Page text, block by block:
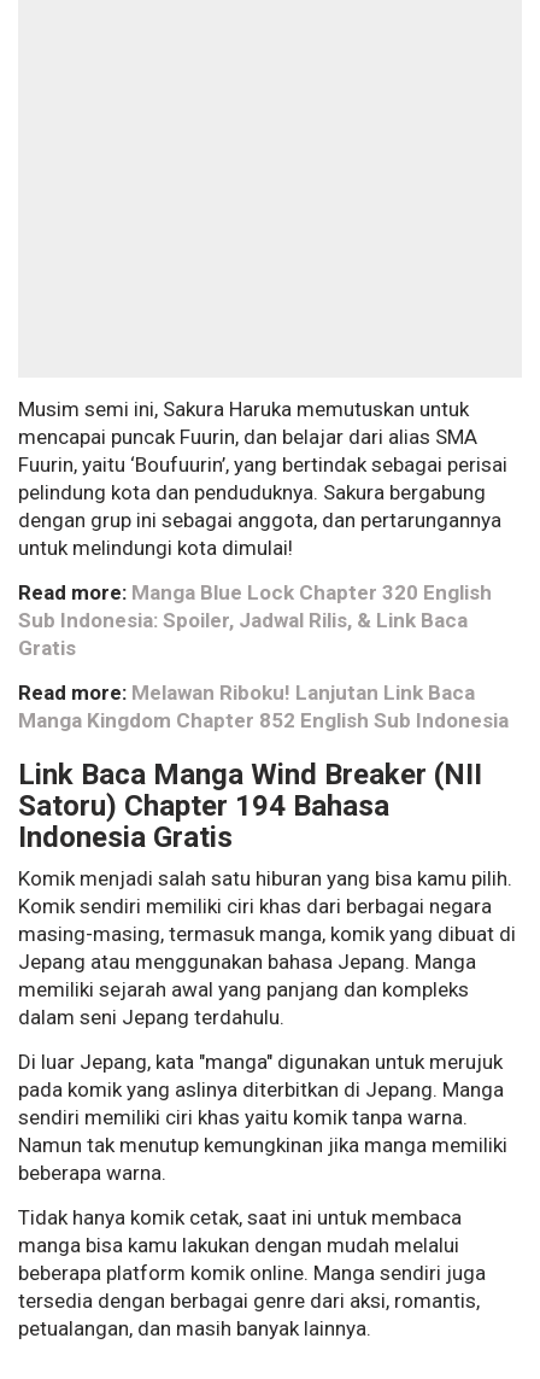
Musim semi ini, Sakura Haruka memutuskan untuk
mencapai puncak Fuurin, dan belajar dari alias SMA
Fuurin, yaitu ‘Boufuurin’, yang bertindak sebagai perisai
pelindung kota dan penduduknya. Sakura bergabung
dengan grup ini sebagai anggota, dan pertarungannya
untuk melindungi kota dimulai!
Read more: Manga Blue Lock Chapter 320 English
Sub Indonesia: Spoiler, Jadwal Rilis, & Link Baca
Gratis
Read more: Melawan Riboku! Lanjutan Link Baca
Manga Kingdom Chapter 852 English Sub Indonesia
Link Baca Manga Wind Breaker (NII
Satoru) Chapter 194 Bahasa
Indonesia Gratis
Komik menjadi salah satu hiburan yang bisa kamu pilih.
Komik sendiri memiliki ciri khas dari berbagai negara
masing-masing, termasuk manga, komik yang dibuat di
Jepang atau menggunakan bahasa Jepang. Manga
memiliki sejarah awal yang panjang dan kompleks
dalam seni Jepang terdahulu.
Di luar Jepang, kata "manga" digunakan untuk merujuk
pada komik yang aslinya diterbitkan di Jepang. Manga
sendiri memiliki ciri khas yaitu komik tanpa warna.
Namun tak menutup kemungkinan jika manga memiliki
beberapa warna.
Tidak hanya komik cetak, saat ini untuk membaca
manga bisa kamu lakukan dengan mudah melalui
beberapa platform komik online. Manga sendiri juga
tersedia dengan berbagai genre dari aksi, romantis,
petualangan, dan masih banyak lainnya.